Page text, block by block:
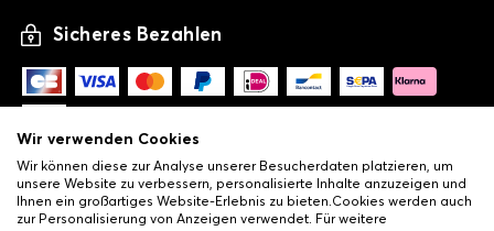
Sicheres Bezahlen
Wir verwenden Cookies
Wir können diese zur Analyse unserer Besucherdaten platzieren, um
unsere Website zu verbessern, personalisierte Inhalte anzuzeigen und
Ihnen ein großartiges Website-Erlebnis zu bieten.Cookies werden auch
zur Personalisierung von Anzeigen verwendet. Für weitere